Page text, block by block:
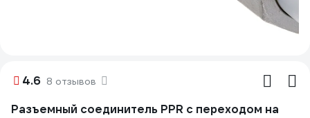
4.6 8 отзывов
Разъемный соединитель PPR с переходом на